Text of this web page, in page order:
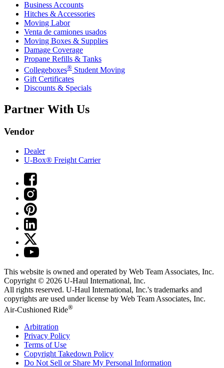
Business Accounts
Hitches & Accessories
Moving Labor
Venta de camiones usados
Moving Boxes & Supplies
Damage Coverage
Propane Refills & Tanks
Collegeboxes® Student Moving
Gift Certificates
Discounts & Specials
Partner With Us
Vendor
Dealer
U-Box® Freight Carrier
This website is owned and operated by Web Team Associates, Inc.
Copyright © 2026 U-Haul International, Inc.
All rights reserved. U-Haul International, Inc.'s trademarks and
copyrights are used under license by Web Team Associates, Inc.
Air-Cushioned Ride®
Arbitration
Privacy Policy
Terms of Use
Copyright Takedown Policy
Do Not Sell or Share My Personal Information